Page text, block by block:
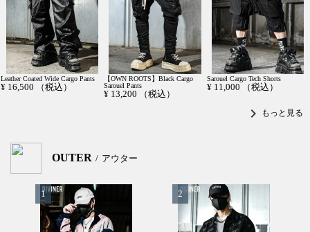
Leather Coated Wide Cargo Pants
¥ 16,500 （税込）
【OWN ROOTS】Black Cargo
Sarouel Pants
¥ 13,200 （税込）
Sarouel Cargo Tech Shorts
¥ 11,000 （税込）
chevron_right もっと見る
OUTER アウター